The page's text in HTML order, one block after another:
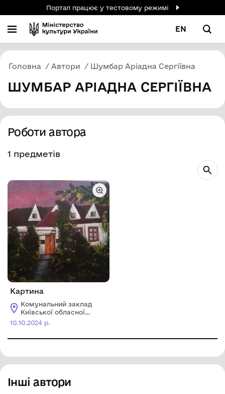
Портал працює у тестовому режимі
EN
Головна Автори Шумбар Аріадна Сергіївна
ШУМБАР АРІАДНА СЕРГІЇВНА
Роботи автора
1 предметів
Картина
Комунальний заклад
Київської обласної
ради "Яготинський
історичний музей"
10.10.2024 р.
Інші автори